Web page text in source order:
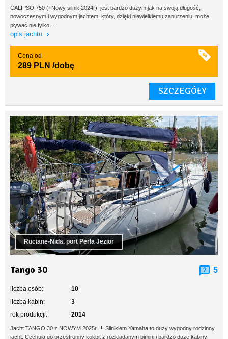
CALIPSO 750 (+Nowy silnik 2024r) jest bardzo dużym jak na swoją długość,
nowoczesnym i wygodnym jachtem, który, dzięki niewielkiemu zanurzeniu, może
pływać nie tylko...
opis jachtu
Cena od
289 PLN /dobę
SZCZEGÓŁY
Ruciane-Nida, port Perła Jezior
Tango 30 5
liczba osób:
10
liczba kabin:
3
rok produkcji:
2014
Jacht TANGO 30 z NOWYM 2025r. !!! Silnikiem Yamaha to duży wygodny rodzinny
jacht. Cechują go przestronny kokpit z rozkładanym bimini i bardzo duże kabiny